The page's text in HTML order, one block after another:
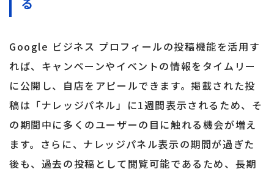
Google ビジネス プロフィールの投稿機能を活用す
れば、キャンペーンやイベントの情報をタイムリー
に公開し、自店をアピールできます。掲載された投
稿は「ナレッジパネル」に1週間表示されるため、そ
の期間中に多くのユーザーの目に触れる機会が増え
ます。さらに、ナレッジパネル表示の期間が過ぎた
後も、過去の投稿として閲覧可能であるため、長期